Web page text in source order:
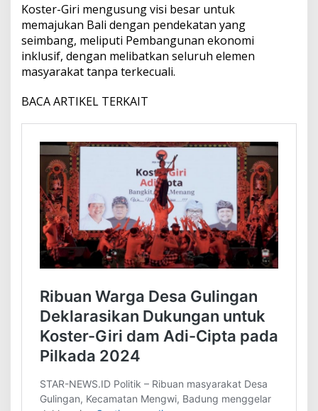
Koster-Giri mengusung visi besar untuk
memajukan Bali dengan pendekatan yang
seimbang, meliputi Pembangunan ekonomi
inklusif, dengan melibatkan seluruh elemen
masyarakat tanpa terkecuali.
BACA ARTIKEL TERKAIT